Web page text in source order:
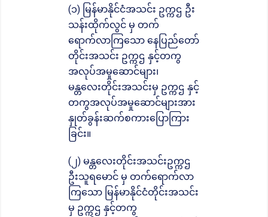
(၁) မြန်မာနိုင်ငံအသင်း ဥက္ကဌ ဦး
သန်းထိုက်လွင် မှ တက်
ရောက်လာကြသော နေပြည်တော်
တိုင်းအသင်း ဥက္ကဌ နှင့်တကွ
အလုပ်အမှုဆောင်များ၊
မန္တလေးတိုင်းအသင်းမှ ဥက္ကဌ နှင့်
တကွအလုပ်အမှုဆောင်များအား
နှုတ်ခွန်းဆက်စကားပြောကြား
ခြင်း။
(၂) မန္တလေးတိုင်းအသင်းဥက္ကဌ
ဦးသူရမောင် မှ တက်ရောက်လာ
ကြသော မြန်မာနိုင်ငံတိုင်းအသင်း
မှ ဥက္ကဌ နှင့်တကွ